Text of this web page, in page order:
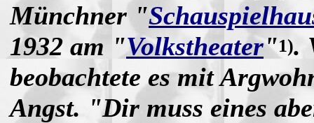
Münchner "
1932 am "Volkstheater"1).
beobachtete es mit
Angst. "Dir muss eines